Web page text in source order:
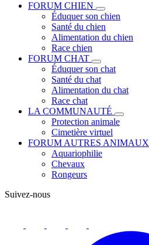
FORUM CHIEN
Éduquer son chien
Santé du chien
Alimentation du chien
Race chien
FORUM CHAT
Éduquer son chat
Santé du chat
Alimentation du chat
Race chat
LA COMMUNAUTÉ
Protection animale
Cimetière virtuel
FORUM AUTRES ANIMAUX
Aquariophilie
Chevaux
Rongeurs
Suivez-nous